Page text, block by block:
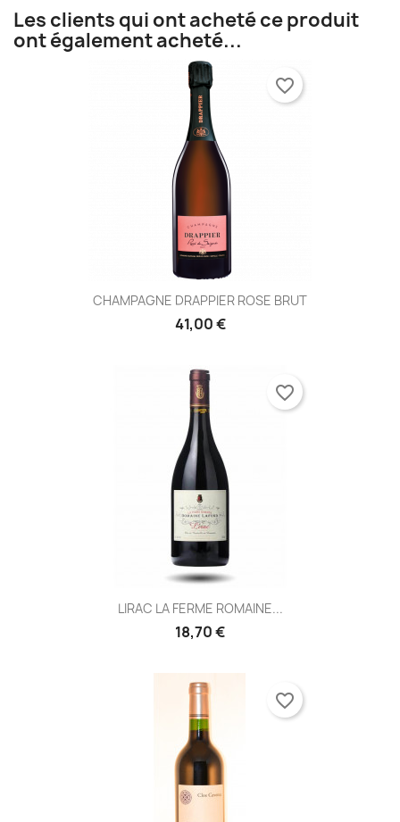
Créer une liste d'envies
Les clients qui ont acheté ce produit
ont également acheté...
CHAMPAGNE DRAPPIER ROSE BRUT
41,00 €
favorite_border
LIRAC LA FERME ROMAINE...
18,70 €
favorite_border
favorite_border